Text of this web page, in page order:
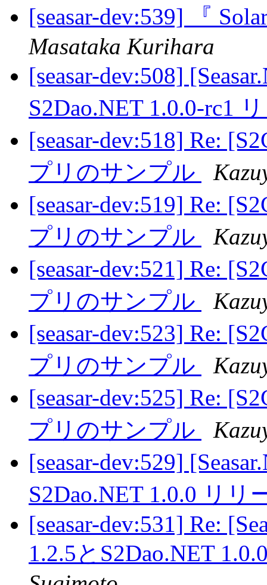
[seasar-dev:539] 『
Masataka Kurihara
[seasar-dev:508]
S2Dao.NET 1.0.0-rc1
[seasar-dev:518] Re:
プリのサンプル
[seasar-dev:519] Re:
プリのサンプル
[seasar-dev:521] Re:
プリのサンプル
[seasar-dev:523] Re:
プリのサンプル
[seasar-dev:525] Re:
プリのサンプル
[seasar-dev:529]
S2Dao.NET 1.0.0 リリ
[seasar-dev:531] Re:
1.2.5とS2Dao.NET